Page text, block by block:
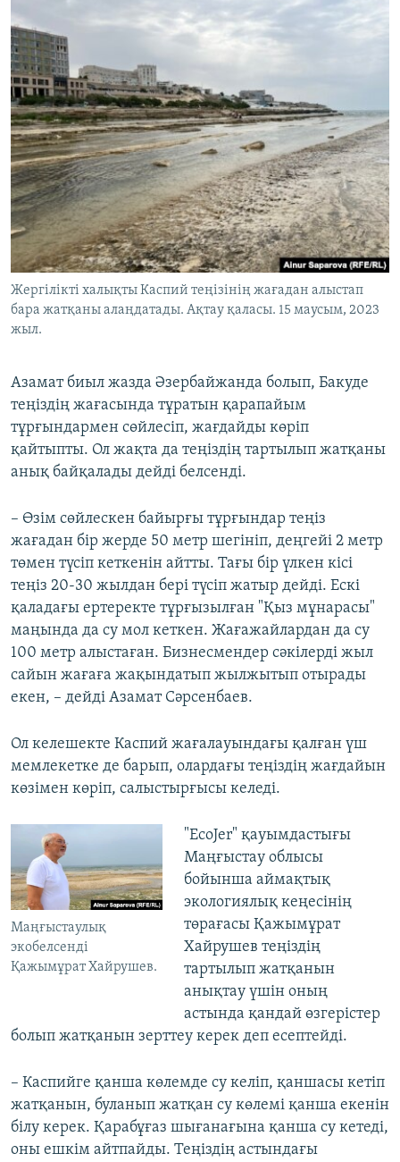
Жергілікті халықты Каспий теңізінің жағадан алыстап
бара жатқаны алаңдатады. Ақтау қаласы. 15 маусым, 2023
жыл.
Азамат биыл жазда Әзербайжанда болып, Бакуде
теңіздің жағасында тұратын қарапайым
тұрғындармен сөйлесіп, жағдайды көріп
қайтыпты. Ол жақта да теңіздің тартылып жатқаны
анық байқалады дейді белсенді.
– Өзім сөйлескен байырғы тұрғындар теңіз
жағадан бір жерде 50 метр шегініп, деңгейі 2 метр
төмен түсіп кеткенін айтты. Тағы бір үлкен кісі
теңіз 20-30 жылдан бері түсіп жатыр дейді. Ескі
қаладағы ертеректе тұрғызылған "Қыз мұнарасы"
маңында да су мол кеткен. Жағажайлардан да су
100 метр алыстаған. Бизнесмендер сәкілерді жыл
сайын жағаға жақындатып жылжытып отырады
екен, – дейді Азамат Сәрсенбаев.
Ол келешекте Каспий жағалауындағы қалған үш
мемлекетке де барып, олардағы теңіздің жағдайын
көзімен көріп, салыстырғысы келеді.
Маңғыстаулық
экобелсенді
Қажымұрат Хайрушев.
"EcoJer" қауымдастығы
Маңғыстау облысы
бойынша аймақтық
экологиялық кеңесінің
төрағасы Қажымұрат
Хайрушев теңіздің
тартылып жатқанын
анықтау үшін оның
астында қандай өзгерістер
болып жатқанын зерттеу керек деп есептейді.
– Каспийге қанша көлемде су келіп, қаншасы кетіп
жатқанын, буланып жатқан су көлемі қанша екенін
білу керек. Қарабұғаз шығанағына қанша су кетеді,
оны ешкім айтпайды. Теңіздің астындағы